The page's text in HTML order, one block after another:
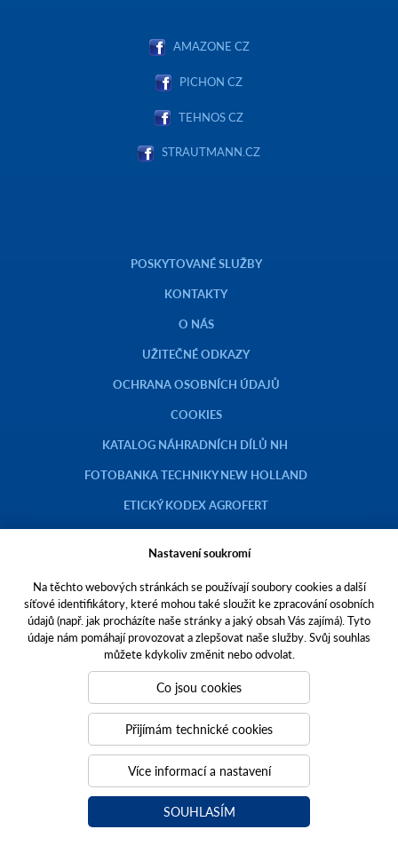
AMAZONE CZ
PICHON CZ
TEHNOS CZ
STRAUTMANN.CZ
POSKYTOVANÉ SLUŽBY
KONTAKTY
O NÁS
UŽITEČNÉ ODKAZY
OCHRANA OSOBNÍCH ÚDAJŮ
COOKIES
KATALOG NÁHRADNÍCH DÍLŮ NH
FOTOBANKA TECHNIKY NEW HOLLAND
ETICKÝ KODEX AGROFERT
Copyright © 2023 AGROTEC a.s.
Toto jsou internetové stránky společnosti AGROTEC a. s., se sídlem v
Hustopečích, Brněnská 74, PSČ 69301, IČO 00544957,
zapsané v OR vedeném Krajským soudem v Brně, oddíl B, vložka 138.
Společnost AGROTEC a.s. je členem koncernu AGROFERT řízeného
společností AGROFERT, a.s.,
IČO 26185610, se sídlem na adrese Pyšelská 2327/2, Chodov, 149 00
Praha 4.
webové portály, které vám pomáhají růst. Jsme
PUXdesign.
grotectrucks.cz
a-finance.cz
kariéra v Agrotec a.s.
Nastavení soukromí
Na těchto webových stránkách se používají soubory cookies a další
síťové identifikátory, které mohou také sloužit ke zpracování osobních
údajů (např. jak procházíte naše stránky a jaký obsah Vás zajímá). Tyto
údaje nám pomáhají provozovat a zlepšovat naše služby. Svůj souhlas
můžete kdykoliv změnit nebo odvolat.
Co jsou cookies
Přijímám technické cookies
Více informací a nastavení
SOUHLASÍM